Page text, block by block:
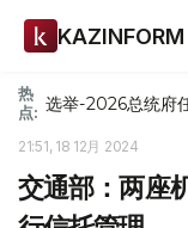
KAZINFORM
热
点: 选举-2026总统府
21:51, 18 12月 2024
交通部：两座